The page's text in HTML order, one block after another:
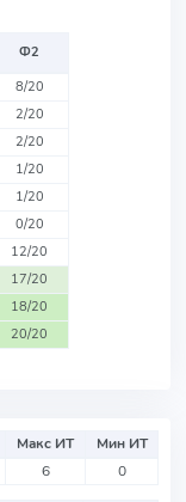
Ф2
8/20
2/20
2/20
1/20
1/20
0/20
12/20
17/20
18/20
20/20
Макс ИТ
Мин ИТ
6 0